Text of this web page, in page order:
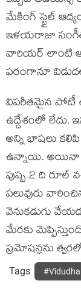
మేకింగ్ స్టైల్
ఇళయరాజా
వారియర్ లాంటి
పరంగానూ
విపరీతమైన పోటీ
ఉద్దేశంలో లేదు.
అన్ని భాషలు
ఉన్నాయి. అయినా
పుష్ప 2 ది
పలువురు
వెనుకడుగు
మేరకు
ప్రమోషన్లను
Tags